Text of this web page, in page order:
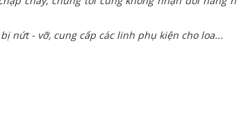
nứt - vỡ, cung cấp các linh phụ kiện cho loa...